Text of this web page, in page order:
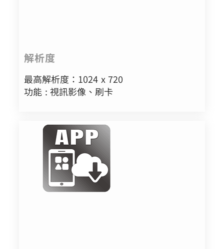
解析度
最高解析度：1024 x 720
功能 : 視訊影像、刷卡